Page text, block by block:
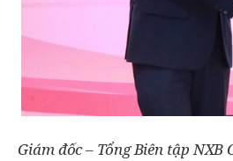
Giám đốc – Tổng Biên tập